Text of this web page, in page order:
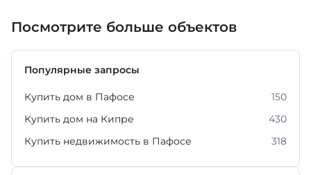
Посмотрите больше объектов
Популярные запросы
Купить дом в Пафосе
150
Купить дом на Кипре
430
Купить недвижимость в Пафосе
318